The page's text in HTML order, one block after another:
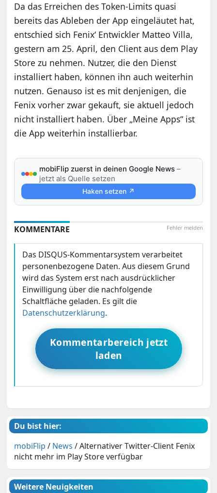
Da das Erreichen des Token-Limits quasi
bereits das Ableben der App eingeläutet hat,
entschied sich Fenix‘ Entwickler Matteo Villa,
gestern am 25. April, den Client aus dem Play
Store zu nehmen. Nutzer, die den Dienst
installiert haben, können ihn auch weiterhin
nutzen. Genauso ist es mit denjenigen, die
Fenix vorher zwar gekauft, sie aktuell jedoch
nicht installiert haben. Über „Meine Apps“ ist
die App weiterhin installierbar.
mobiFlip zuerst in deinen Google News –
jetzt als Quelle setzen
Haken setzen ↗
Fehler melden
KOMMENTARE
Das DISQUS-Kommentarsystem verarbeitet
personenbezogene Daten. Aus diesem Grund
wird das System erst nach ausdrücklicher
Einwilligung über die nachfolgende
Schaltfläche geladen. Es gilt die
Datenschutzerklärung.
Kommentarbereich jetzt
laden
Du bist hier:
mobiFlip / News /Alternativer Twitter-Client Fenix
nicht mehr im Play Store verfügbar
Weitere Neuigkeiten